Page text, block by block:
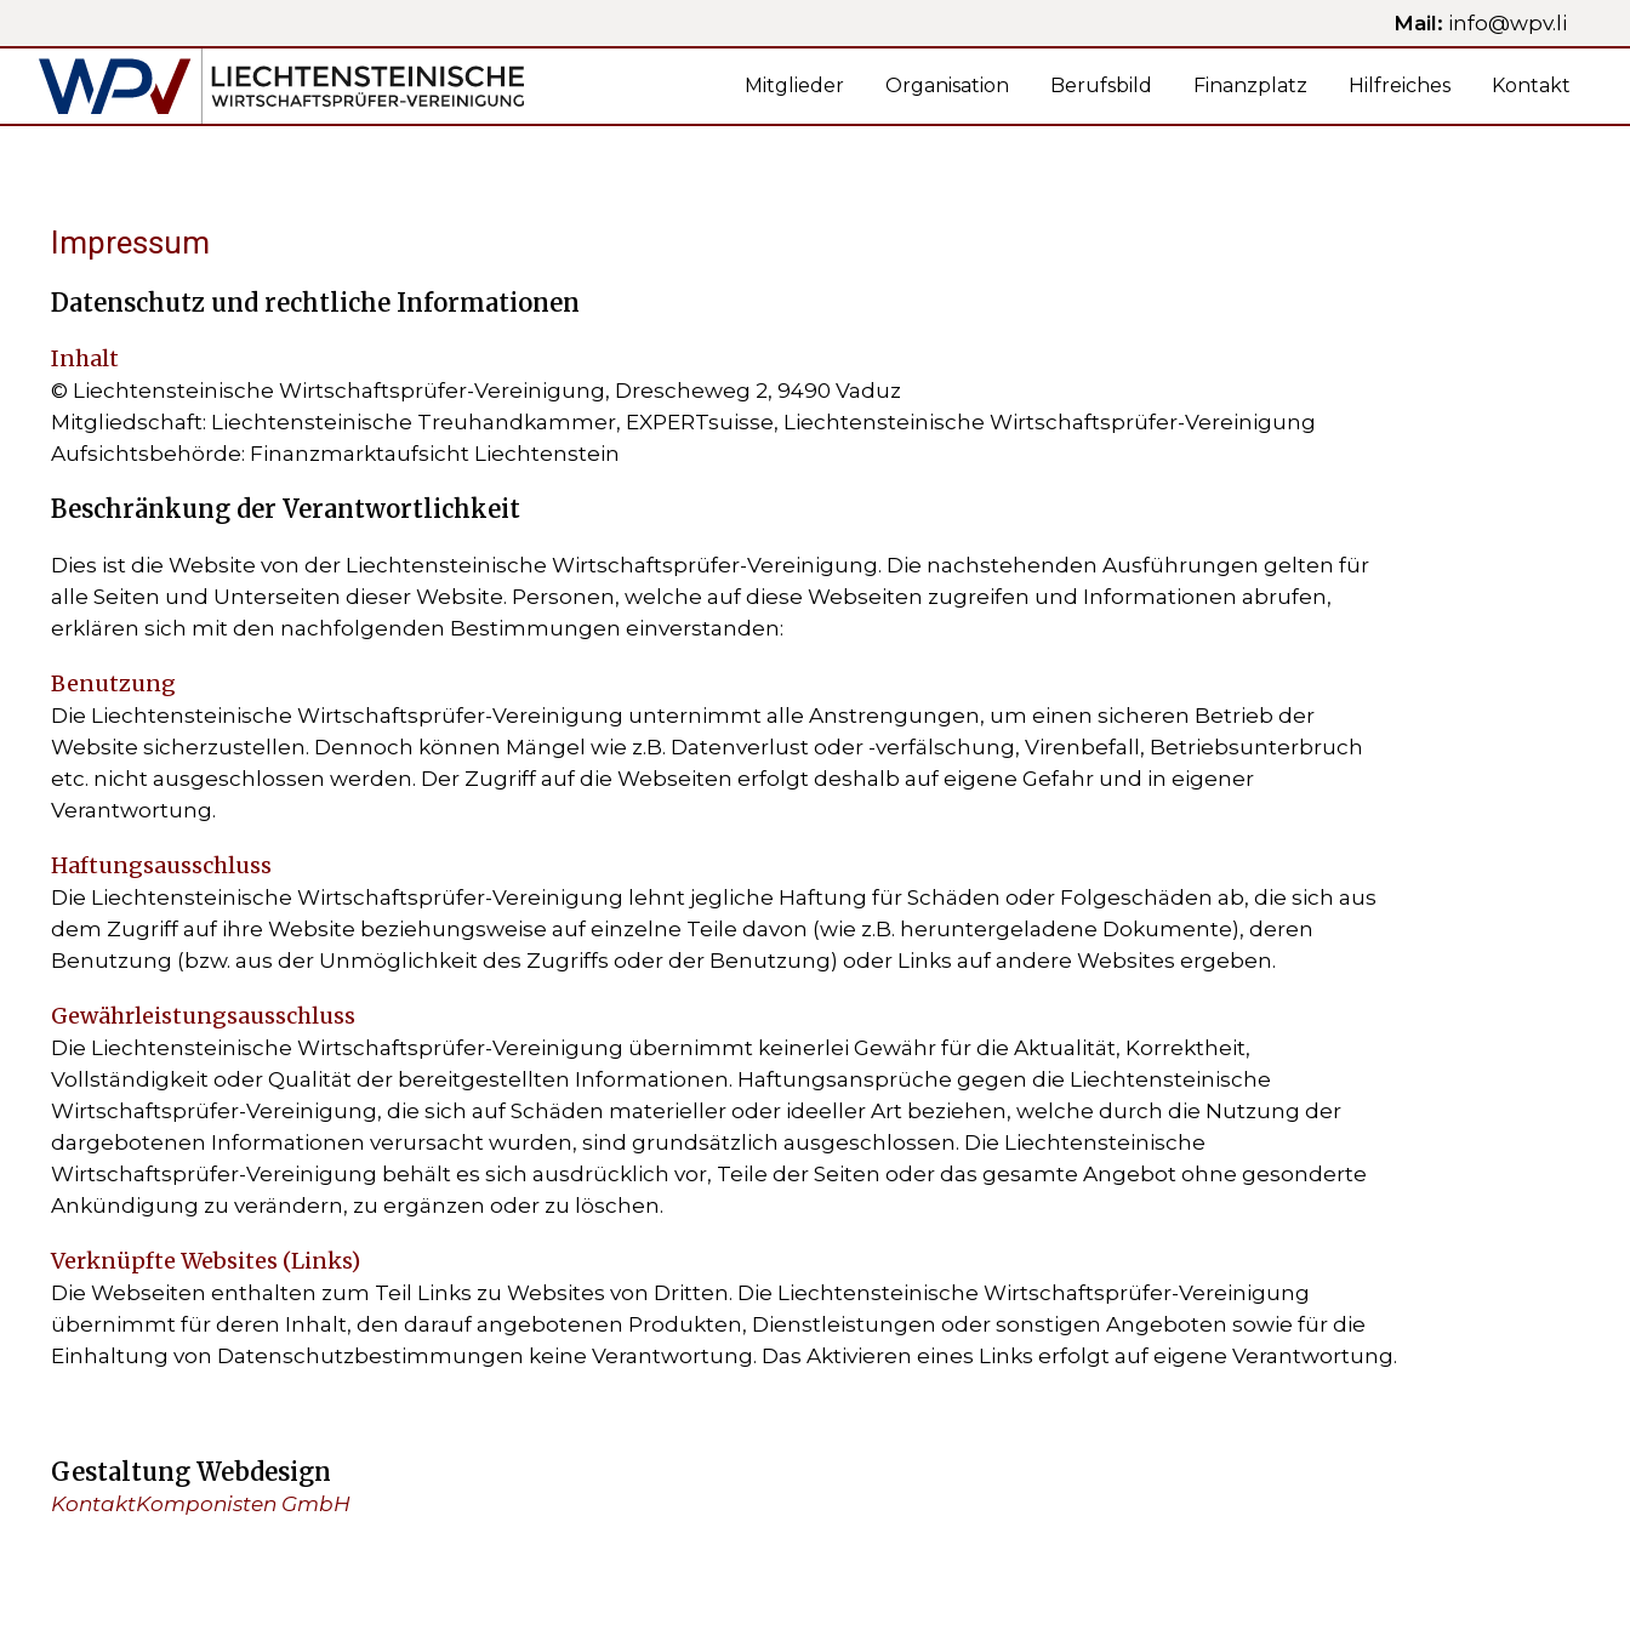
Mail: info@wpv.li
Mitglieder Organisation Berufsbild Finanzplatz Hilfreiches Kontakt
Impressum
Datenschutz und rechtliche Informationen
Inhalt
© Liechtensteinische Wirtschaftsprüfer-Vereinigung, Drescheweg 2, 9490 Vaduz
Mitgliedschaft: Liechtensteinische Treuhandkammer, EXPERTsuisse, Liechtensteinische Wirtschaftsprüfer-Vereinigung
Aufsichtsbehörde: Finanzmarktaufsicht Liechtenstein
Beschränkung der Verantwortlichkeit
Dies ist die Website von der Liechtensteinische Wirtschaftsprüfer-Vereinigung. Die nachstehenden Ausführungen gelten für
alle Seiten und Unterseiten dieser Website. Personen, welche auf diese Webseiten zugreifen und Informationen abrufen,
erklären sich mit den nachfolgenden Bestimmungen einverstanden:
Benutzung
Die Liechtensteinische Wirtschaftsprüfer-Vereinigung unternimmt alle Anstrengungen, um einen sicheren Betrieb der
Website sicherzustellen. Dennoch können Mängel wie z.B. Datenverlust oder -verfälschung, Virenbefall, Betriebsunterbruch
etc. nicht ausgeschlossen werden. Der Zugriff auf die Webseiten erfolgt deshalb auf eigene Gefahr und in eigener
Verantwortung.
Haftungsausschluss
Die Liechtensteinische Wirtschaftsprüfer-Vereinigung lehnt jegliche Haftung für Schäden oder Folgeschäden ab, die sich aus
dem Zugriff auf ihre Website beziehungsweise auf einzelne Teile davon (wie z.B. heruntergeladene Dokumente), deren
Benutzung (bzw. aus der Unmöglichkeit des Zugriffs oder der Benutzung) oder Links auf andere Websites ergeben.
Gewährleistungsausschluss
Die Liechtensteinische Wirtschaftsprüfer-Vereinigung übernimmt keinerlei Gewähr für die Aktualität, Korrektheit,
Vollständigkeit oder Qualität der bereitgestellten Informationen. Haftungsansprüche gegen die Liechtensteinische
Wirtschaftsprüfer-Vereinigung, die sich auf Schäden materieller oder ideeller Art beziehen, welche durch die Nutzung der
dargebotenen Informationen verursacht wurden, sind grundsätzlich ausgeschlossen. Die Liechtensteinische
Wirtschaftsprüfer-Vereinigung behält es sich ausdrücklich vor, Teile der Seiten oder das gesamte Angebot ohne gesonderte
Ankündigung zu verändern, zu ergänzen oder zu löschen.
Verknüpfte Websites (Links)
Die Webseiten enthalten zum Teil Links zu Websites von Dritten. Die Liechtensteinische Wirtschaftsprüfer-Vereinigung
übernimmt für deren Inhalt, den darauf angebotenen Produkten, Dienstleistungen oder sonstigen Angeboten sowie für die
Einhaltung von Datenschutzbestimmungen keine Verantwortung. Das Aktivieren eines Links erfolgt auf eigene Verantwortung.
Gestaltung Webdesign
KontaktKomponisten GmbH